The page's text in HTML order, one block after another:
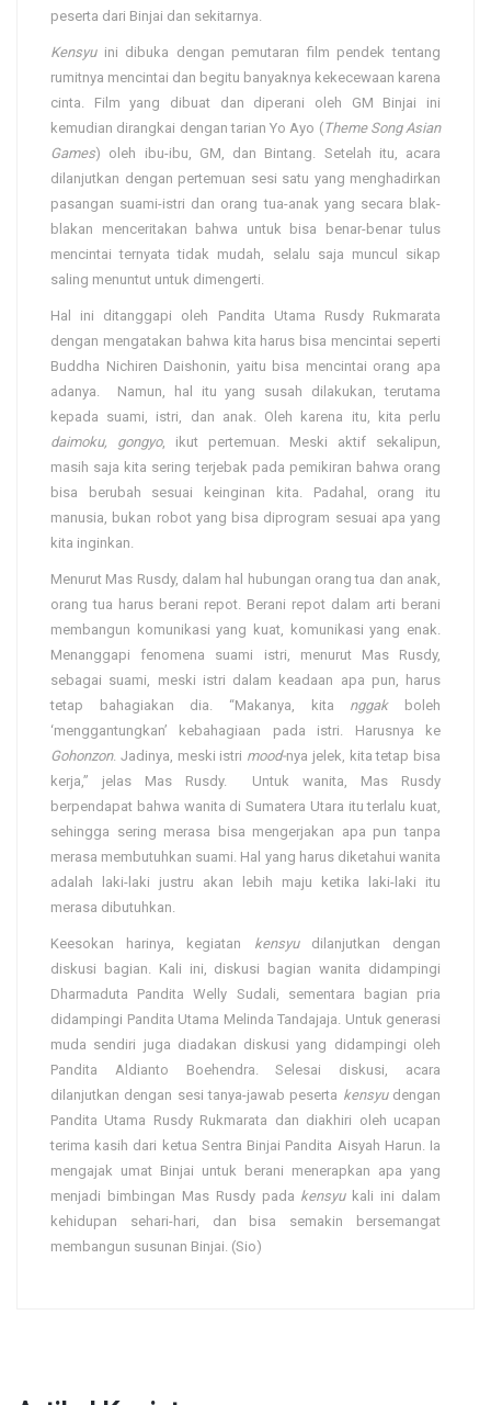
peserta dari Binjai dan sekitarnya.
Kensyuini dibuka dengan pemutaran film pendek tentang
rumitnya mencintai dan begitu banyaknya kekecewaan karena
cinta. Film yang dibuat dan diperani oleh GM Binjai ini
kemudian dirangkai dengan tarian Yo Ayo (Theme Song Asian
Games) oleh ibu-ibu, GM, dan Bintang. Setelah itu, acara
dilanjutkan dengan pertemuan sesi satu yang menghadirkan
pasangan suami-istri dan orang tua-anak yang secara blak-
blakan menceritakan bahwa untuk bisa benar-benar tulus
mencintai ternyata tidak mudah, selalu saja muncul sikap
saling menuntut untuk dimengerti.
Hal ini ditanggapi oleh Pandita Utama Rusdy Rukmarata
dengan mengatakan bahwa kita harus bisa mencintai seperti
Buddha Nichiren Daishonin, yaitu bisa mencintai orang apa
adanya. Namun, hal itu yang susah dilakukan, terutama
kepada suami, istri, dan anak. Oleh karena itu, kita perlu
daimoku, gongyo, ikut pertemuan. Meski aktif sekalipun,
masih saja kita sering terjebak pada pemikiran bahwa orang
bisa berubah sesuai keinginan kita. Padahal, orang itu
manusia, bukan robot yang bisa diprogram sesuai apa yang
kita inginkan.
Menurut Mas Rusdy, dalam hal hubungan orang tua dan anak,
orang tua harus berani repot. Berani repot dalam arti berani
membangun komunikasi yang kuat, komunikasi yang enak.
Menanggapi fenomena suami istri, menurut Mas Rusdy,
sebagai suami, meski istri dalam keadaan apa pun, harus
tetap bahagiakan dia. “Makanya, kita nggakboleh
‘menggantungkan’ kebahagiaan pada istri. Harusnya ke
Gohonzon. Jadinya, meski istri mood-nya jelek, kita tetap bisa
kerja,” jelas Mas Rusdy. Untuk wanita, Mas Rusdy
berpendapat bahwa wanita di Sumatera Utara itu terlalu kuat,
sehingga sering merasa bisa mengerjakan apa pun tanpa
merasa membutuhkan suami. Hal yang harus diketahui wanita
adalah laki-laki justru akan lebih maju ketika laki-laki itu
merasa dibutuhkan.
Keesokan harinya, kegiatan kensyudilanjutkan dengan
diskusi bagian. Kali ini, diskusi bagian wanita didampingi
Dharmaduta Pandita Welly Sudali, sementara bagian pria
didampingi Pandita Utama Melinda Tandajaja. Untuk generasi
muda sendiri juga diadakan diskusi yang didampingi oleh
Pandita Aldianto Boehendra. Selesai diskusi, acara
dilanjutkan dengan sesi tanya-jawab peserta kensyudengan
Pandita Utama Rusdy Rukmarata dan diakhiri oleh ucapan
terima kasih dari ketua Sentra Binjai Pandita Aisyah Harun. Ia
mengajak umat Binjai untuk berani menerapkan apa yang
menjadi bimbingan Mas Rusdy pada kensyukali ini dalam
kehidupan sehari-hari, dan bisa semakin bersemangat
membangun susunan Binjai. (Sio)